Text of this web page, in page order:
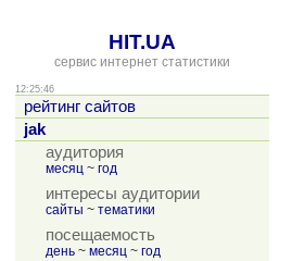
HIT.UA
сервис интернет статистики
12:25:46
рейтинг сайтов
jak
аудитория
месяц ~ год
интересы аудитории
сайты ~ тематики
посещаемость
день ~ месяц ~ год